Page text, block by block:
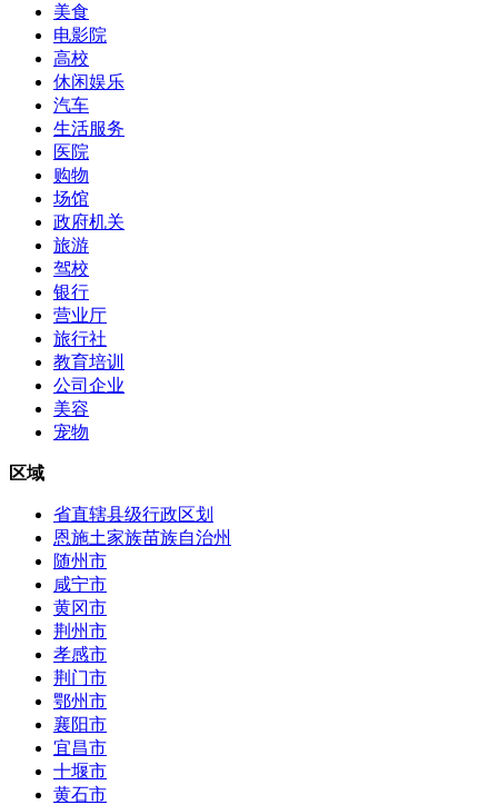
美食
电影院
高校
休闲娱乐
汽车
生活服务
医院
购物
场馆
政府机关
旅游
驾校
银行
营业厅
旅行社
教育培训
公司企业
美容
宠物
区域
省直辖县级行政区划
恩施土家族苗族自治州
随州市
咸宁市
黄冈市
荆州市
孝感市
荆门市
鄂州市
襄阳市
宜昌市
十堰市
黄石市